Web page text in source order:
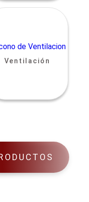
Ventilación